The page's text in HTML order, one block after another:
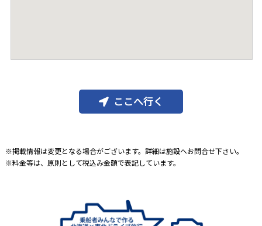
ここへ行く
※掲載情報は変更となる場合がございます。詳細は施設へお問合せ下さい。
※料金等は、原則として税込み金額で表記しています。